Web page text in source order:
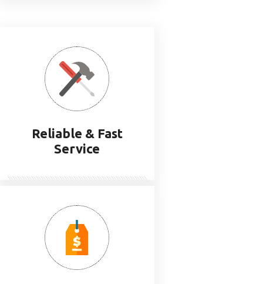
Reliable & Fast
Service